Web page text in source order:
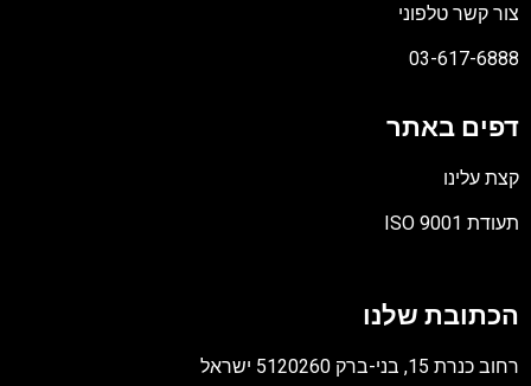
צור קשר טלפוני
03-617-6888
דפים באתר
קצת עלינו
תעודת ISO 9001
PDF
הכתובת שלנו
רחוב כנרת 15, בני-ברק 5120260 ישראל